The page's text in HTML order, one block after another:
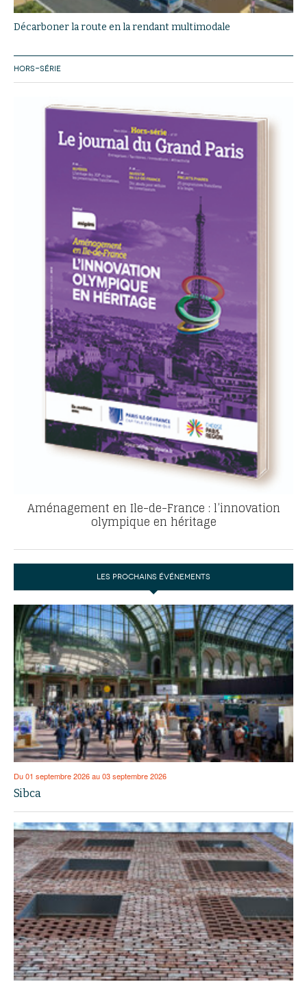
Décarboner la route en la rendant multimodale
HORS-SÉRIE
Aménagement en Ile-de-France : l’innovation
olympique en héritage
LES PROCHAINS ÉVÉNEMENTS
Du 01 septembre 2026 au 03 septembre 2026
Sibca